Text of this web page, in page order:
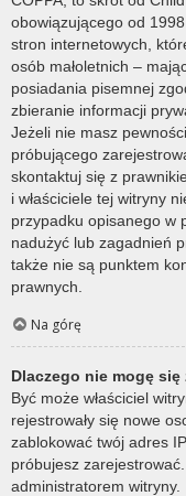
obowiązującego od
stron internetowych,
osób małoletnich –
posiadania pisemnej
zbieranie informacji
Jeżeli nie masz
próbującego
skontaktuj się z
i właściciele tej witryny
przypadku opisanego w
nadużyć lub zagadnień
także nie są punktem
prawnych.
Na górę
Dlaczego nie mogę się
Być może właściciel
rejestrowały się nowe
zablokować twój adres
próbujesz
administratorem witryny.